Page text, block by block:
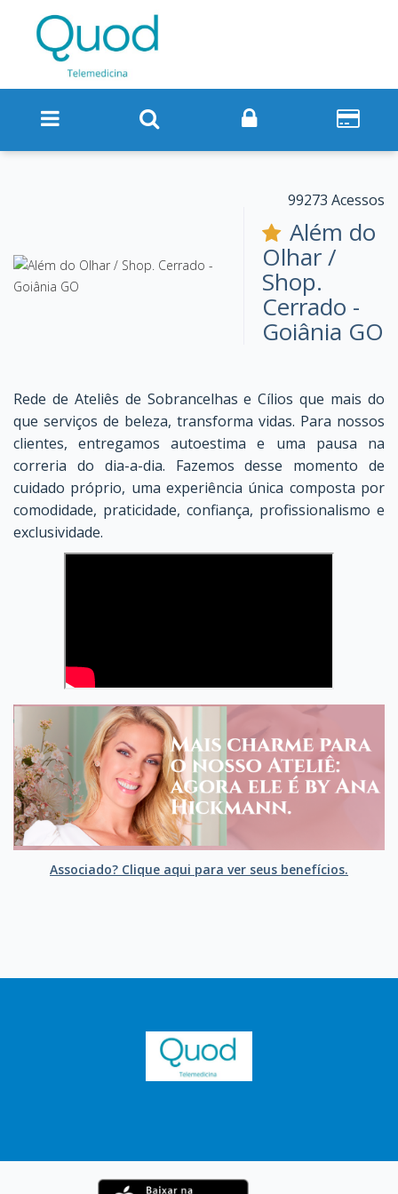
99273 Acessos
Além do
Olhar /
Shop.
Cerrado -
Goiânia GO
Rede de Ateliês de Sobrancelhas e Cílios que mais do
que serviços de beleza, transforma vidas. Para nossos
clientes, entregamos autoestima e uma pausa na
correria do dia-a-dia. Fazemos desse momento de
cuidado próprio, uma experiência única composta por
comodidade, praticidade, confiança, profissionalismo e
exclusividade.
Associado? Clique aqui para ver seus benefícios.